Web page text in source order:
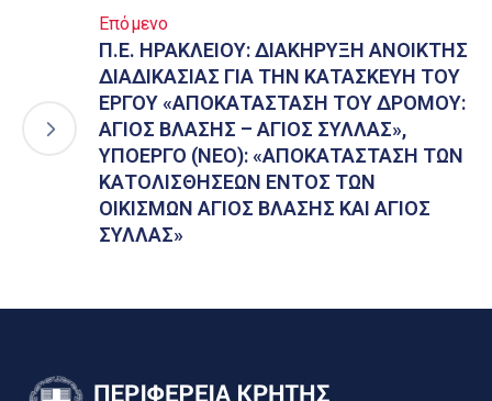
Επόμενο
Π.Ε. ΗΡΑΚΛΕΙΟΥ: ΔΙΑΚΗΡΥΞΗ ΑΝΟΙΚΤΗΣ
ΔΙΑΔΙΚΑΣΙΑΣ ΓΙΑ ΤΗΝ ΚΑΤΑΣΚΕΥΗ ΤΟΥ
ΕΡΓΟΥ «ΑΠΟΚΑΤΑΣΤΑΣΗ ΤΟΥ ΔΡΟΜΟΥ:
ΑΓΙΟΣ ΒΛΑΣΗΣ – ΑΓΙΟΣ ΣΥΛΛΑΣ»,
ΥΠΟΕΡΓΟ (NEO): «ΑΠΟΚΑΤΑΣΤΑΣΗ ΤΩΝ
ΚΑΤΟΛΙΣΘΗΣΕΩΝ ΕΝΤΟΣ ΤΩΝ
ΟΙΚΙΣΜΩΝ ΑΓΙΟΣ ΒΛΑΣΗΣ ΚΑΙ ΑΓΙΟΣ
ΣΥΛΛΑΣ»